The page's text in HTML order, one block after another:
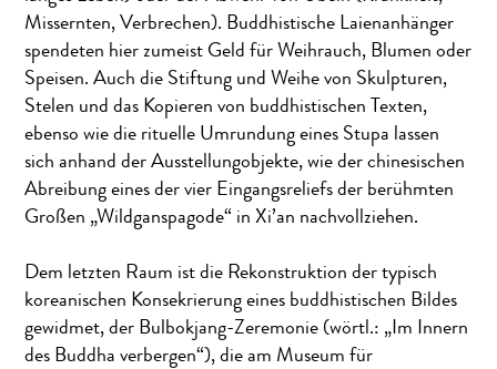
Missernten, Verbrechen). Buddhistische Laienanhänger
spendeten hier zumeist Geld für Weihrauch, Blumen oder
Speisen. Auch die Stiftung und Weihe von Skulpturen,
Stelen und das Kopieren von buddhistischen Texten,
ebenso wie die rituelle Umrundung eines Stupa lassen
sich anhand der Ausstellungobjekte, wie der chinesischen
Abreibung eines der vier Eingangsreliefs der berühmten
Großen „Wildganspagode“ in Xi’an nachvollziehen.
Dem letzten Raum ist die Rekonstruktion der typisch
koreanischen Konsekrierung eines buddhistischen Bildes
gewidmet, der Bulbokjang-Zeremonie (wörtl.: „Im Innern
des Buddha verbergen“), die am Museum für